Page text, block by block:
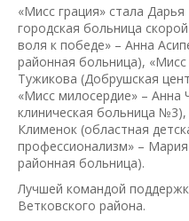
«Мисс грация» стала
городская больница
воля к победе» – Анна
районная больница), «Мисс
Тужикова (Добрушская
«Мисс милосердие» – Анна
клиническая больница
Клименок (областная
профессионализм» –
районная больница).
Лучшей командой
Ветковского района.